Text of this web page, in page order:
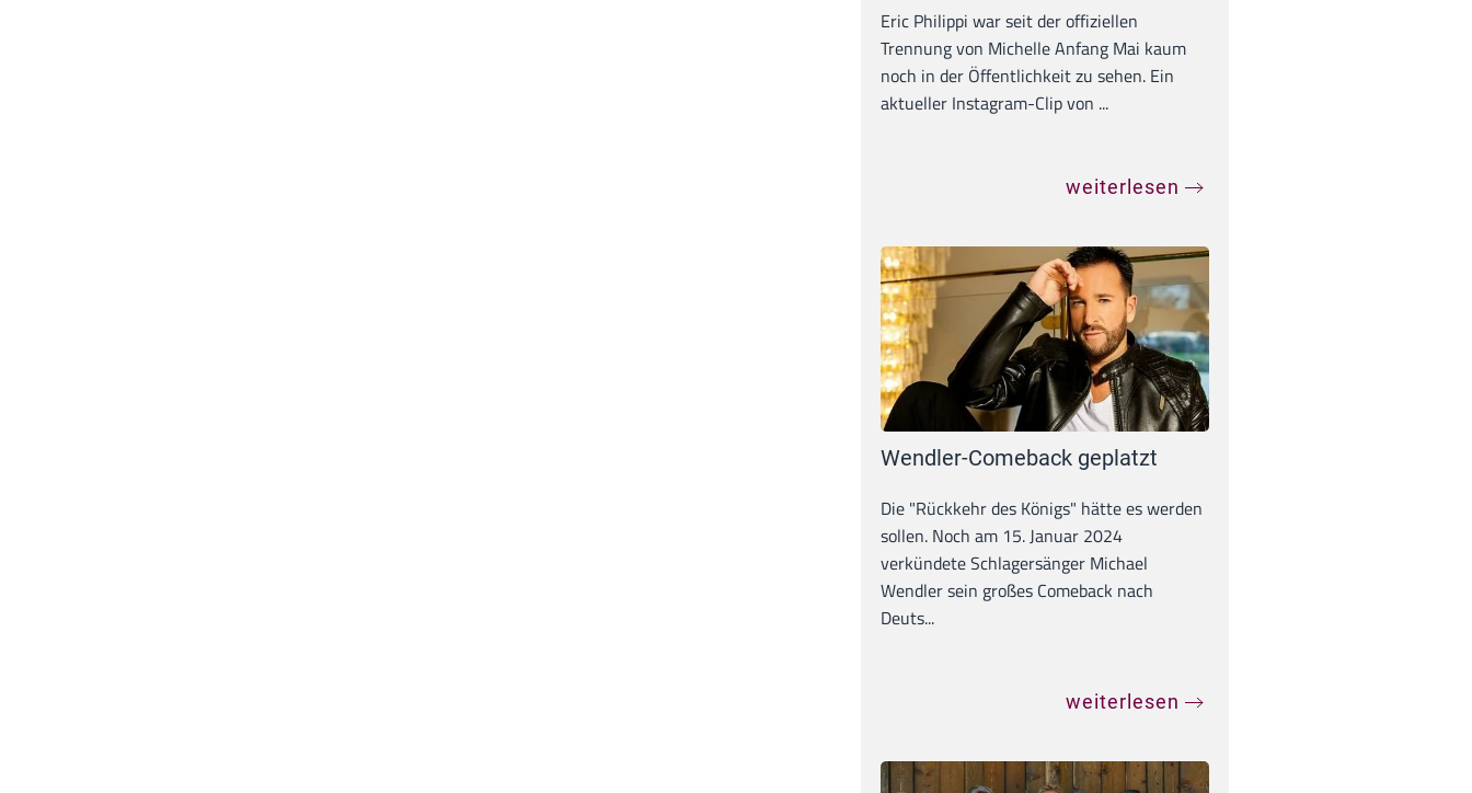
Eric Philippi war seit der offiziellen
Trennung von Michelle Anfang Mai kaum
noch in der Öffentlichkeit zu sehen. Ein
aktueller Instagram-Clip von ...
weiterlesen
Wendler-Comeback geplatzt
Die "Rückkehr des Königs" hätte es werden
sollen. Noch am 15. Januar 2024
verkündete Schlagersänger Michael
Wendler sein großes Comeback nach
Deuts...
weiterlesen